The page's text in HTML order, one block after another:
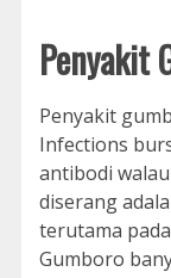
Penyakit
Penyakit
Infections
antibodi
diserang
terutama
Gumboro